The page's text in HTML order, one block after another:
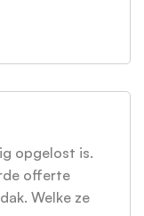
opgelost is.
offerte
Welke ze